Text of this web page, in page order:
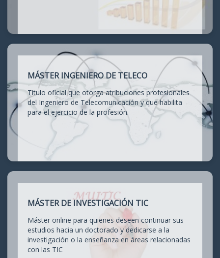
MÁSTER INGENIERO DE TELECO
Título oficial que otorga atribuciones profesionales
del Ingeniero de Telecomunicación y que habilita
para el ejercicio de la profesión.
MÁSTER DE INVESTIGACIÓN TIC
Máster online para quienes deseen continuar sus
estudios hacia un doctorado y dedicarse a la
investigación o la enseñanza en áreas relacionadas
con las TIC